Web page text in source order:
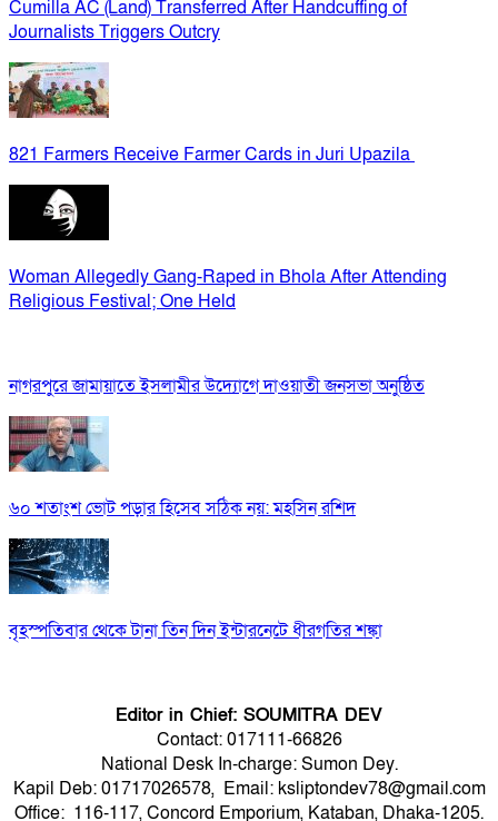
Cumilla AC (Land) Transferred After Handcuffing of
Journalists Triggers Outcry
821 Farmers Receive Farmer Cards in Juri Upazila
Woman Allegedly Gang-Raped in Bhola After Attending
Religious Festival; One Held
নাগরপুরে জামায়াতে ইসলামীর উদ্যোগে দাওয়াতী জনসভা অনুষ্ঠিত
৬০ শতাংশ ভোট পড়ার হিসেব সঠিক নয়: মহসিন রশিদ
বৃহস্পতিবার থেকে টানা তিন দিন ইন্টারনেটে ধীরগতির শঙ্কা
Editor in Chief: SOUMITRA DEV
Contact: 017111-66826
National Desk In-charge: Sumon Dey.
Kapil Deb: 01717026578, Email: ksliptondev78@gmail.com
Office: 116-117, Concord Emporium, Kataban, Dhaka-1205.